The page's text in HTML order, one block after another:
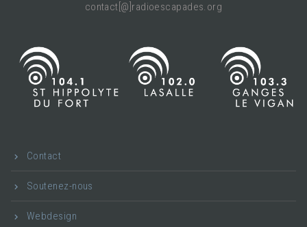
contact[@]radioescapades.org
Contact
Soutenez-nous
Webdesign